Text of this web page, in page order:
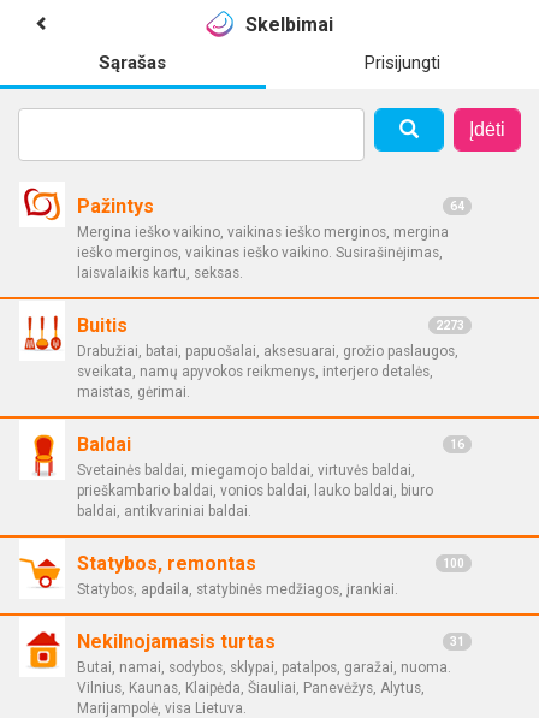
Skelbimai
Sąrašas Prisijungti
Įdėti
Pažintys 64
Mergina ieško vaikino, vaikinas ieško merginos, mergina
ieško merginos, vaikinas ieško vaikino. Susirašinėjimas,
laisvalaikis kartu, seksas.
Buitis 2273
Drabužiai, batai, papuošalai, aksesuarai, grožio paslaugos,
sveikata, namų apyvokos reikmenys, interjero detalės,
maistas, gėrimai.
Baldai 16
Svetainės baldai, miegamojo baldai, virtuvės baldai,
prieškambario baldai, vonios baldai, lauko baldai, biuro
baldai, antikvariniai baldai.
Statybos, remontas 100
Statybos, apdaila, statybinės medžiagos, įrankiai.
Nekilnojamasis turtas 31
Butai, namai, sodybos, sklypai, patalpos, garažai, nuoma.
Vilnius, Kaunas, Klaipėda, Šiauliai, Panevėžys, Alytus,
Marijampolė, visa Lietuva.